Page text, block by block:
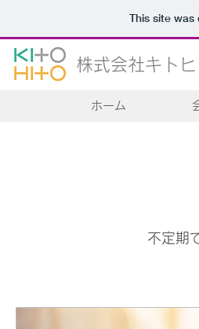
This site
株式会社キト
ホーム
不定期